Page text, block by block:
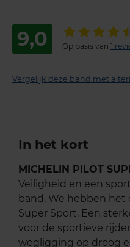
9,0 Op basis van 1
Vergelijk deze band met
In het kort
MICHELIN PILOT
Veiligheid en een
band. We hebben het
Super Sport. Een
voor de sportieve
wegligging op droog